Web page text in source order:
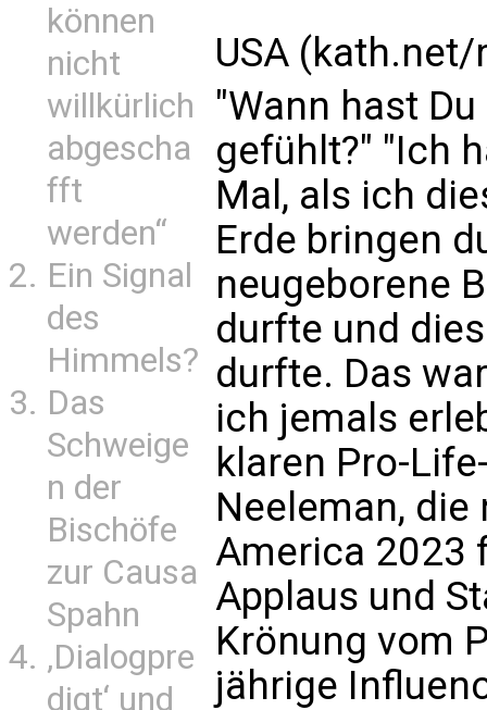
können
nicht
willkürlich
abgescha
fft
werden“
Ein Signal
des
Himmels?
Das
Schweige
n der
Bischöfe
zur Causa
Spahn
‚Dialogpre
digt‘ und
USA (kath.net/
"Wann hast
gefühlt?" "Ich
Mal, als ich
Erde bringen
neugeborene
durfte und
durfte. Das
ich jemals
klaren Pro-
Neeleman,
America 2023
Applaus und
Krönung vom
jährige